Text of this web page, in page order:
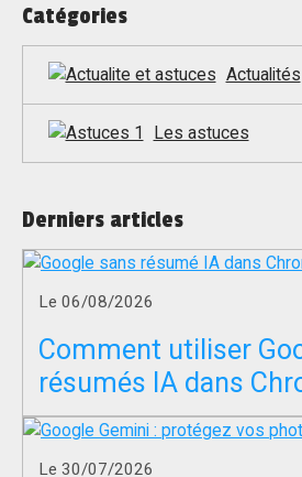
Catégories
Actualités
Les astuces
Derniers articles
Le 06/08/2026
Comment utiliser
résumés IA dans
Firefox ?
Le 30/07/2026